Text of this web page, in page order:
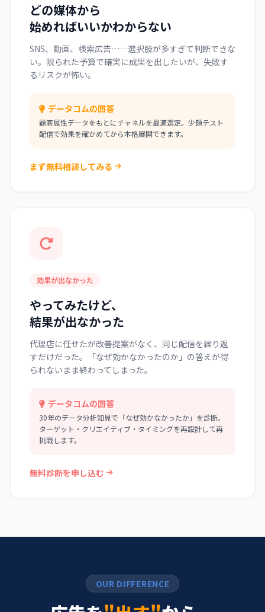
どの媒体から
始めればいいかわからない
SNS、動画、検索広告……選択肢が多すぎて判断できな
い。限られた予算で確実に成果を出したいが、失敗す
るリスクが怖い。
データコムの回答
顧客属性データをもとにチャネルを最適選定。少額テスト
配信で効果を確かめてから本格展開できます。
まず無料相談してみる
効果が出なかった
やってみたけど、
結果が出なかった
代理店に任せたが改善提案がなく、同じ配信を繰り返
すだけだった。「なぜ効かなかったのか」の答えが得
られないまま終わってしまった。
データコムの回答
30年のデータ分析知見で「なぜ効かなかったか」を診断。
ターゲット・クリエイティブ・タイミングを再設計して再
挑戦します。
無料診断を申し込む
OUR DIFFERENCE